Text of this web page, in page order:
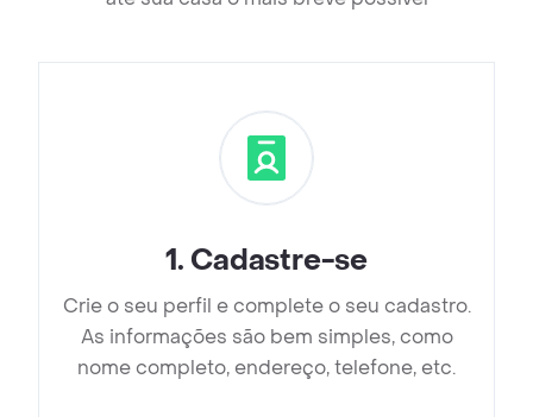
1. Cadastre-se
Crie o seu perfil e complete o seu cadastro.
As informações são bem simples, como
nome completo, endereço, telefone, etc.